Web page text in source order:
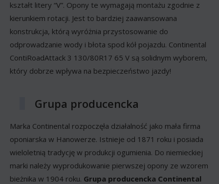
kształt litery “V”. Opony te wymagają montażu zgodnie z
kierunkiem rotacji. Jest to bardziej zaawansowana
konstrukcja, którą wyróżnia przystosowanie do
odprowadzanie wody i błota spod kół pojazdu. Continental
ContiRoadAttack 3 130/80R17 65 V są solidnym wyborem,
który dobrze wpływa na bezpieczeństwo jazdy!
Grupa producencka
Marka Continental rozpoczęła działalność jako mała firma
oponiarska w Hanowerze. Istnieje od 1871 roku i posiada
wieloletnią tradycję w produkcji ogumienia. Do niemieckiej
marki należy wyprodukowanie pierwszej opony ze wzorem
bieżnika w 1904 roku. Grupa producencka Continental